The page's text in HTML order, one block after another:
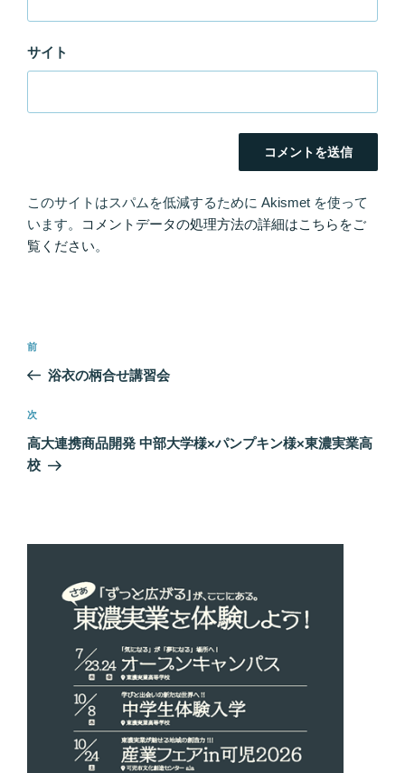
サイト
このサイトはスパムを低減するために Akismet を使って
います。
コメントデータの処理方法の詳細はこちらをご
覧ください。
投
ビ
ゲ
ー
ン
前
の
稿
前
浴衣の柄合せ講習会
次
の
投
次
高大連携商品開発 中部大学様×パンプキン様×東濃実業高
校